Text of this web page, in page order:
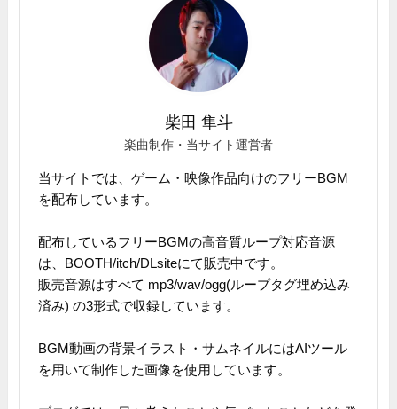
柴田 隼斗
楽曲制作・当サイト運営者
当サイトでは、ゲーム・映像作品向けのフリーBGM
を配布しています。
配布しているフリーBGMの高音質ループ対応音源
は、BOOTH/itch/DLsiteにて販売中です。
販売音源はすべて mp3/wav/ogg(ループタグ埋め込み
済み) の3形式で収録しています。
BGM動画の背景イラスト・サムネイルにはAIツール
を用いて制作した画像を使用しています。